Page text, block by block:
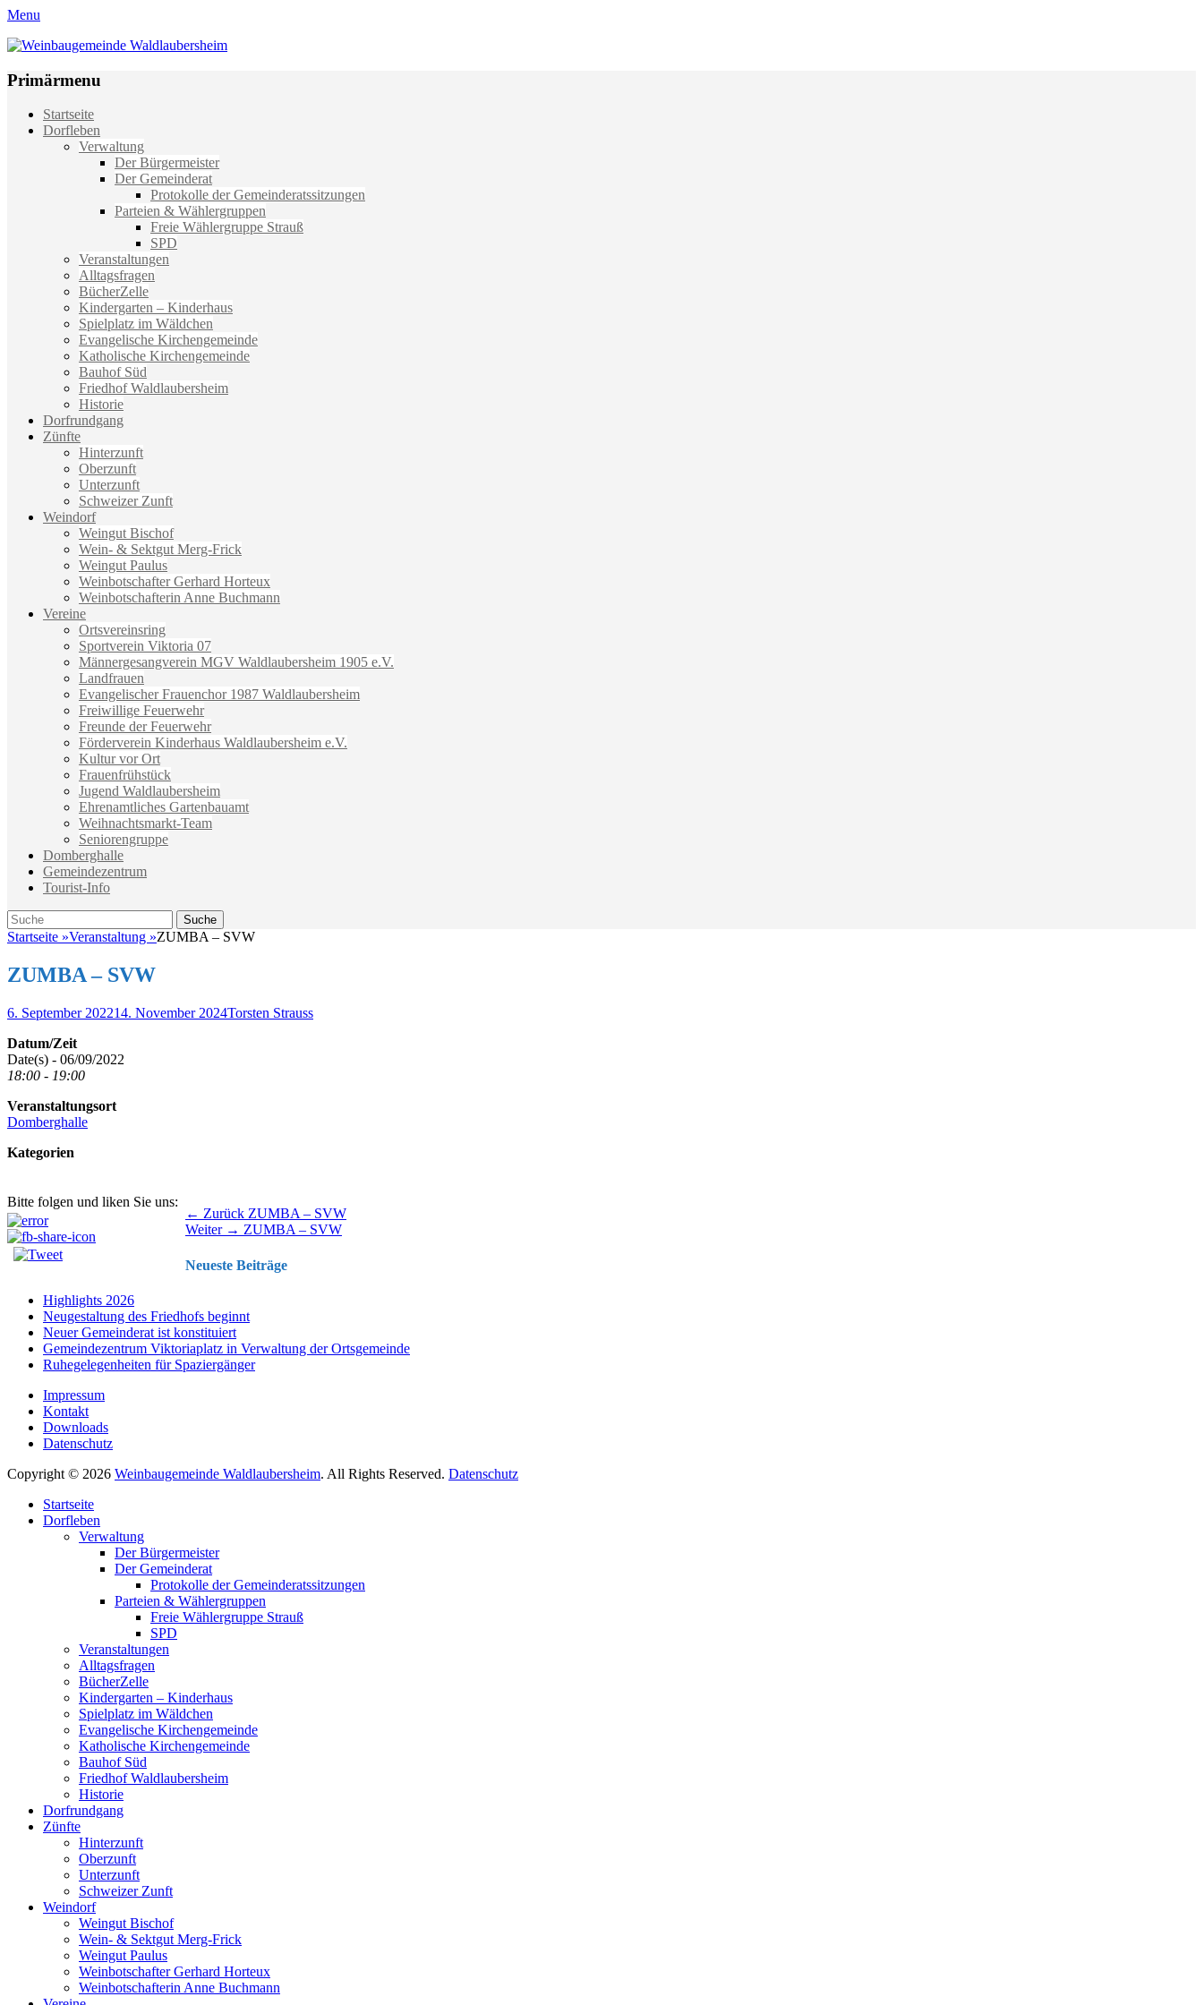
Menu
Weinbaugemeinde Waldlaubersheim
Primärmenu
Weiter
zum
Startseite
Dorfleben
Verwaltung
Der Bürgermeister
Der Gemeinderat
Protokolle der Gemeinderatssitzungen
Parteien & Wählergruppen
Freie Wählergruppe Strauß
SPD
Veranstaltungen
Alltagsfragen
BücherZelle
Kindergarten – Kinderhaus
Spielplatz im Wäldchen
Evangelische Kirchengemeinde
Katholische Kirchengemeinde
Bauhof Süd
Friedhof Waldlaubersheim
Historie
Dorfrundgang
Zünfte
Hinterzunft
Oberzunft
Unterzunft
Schweizer Zunft
Weindorf
Weingut Bischof
Wein- & Sektgut Merg-Frick
Weingut Paulus
Weinbotschafter Gerhard Horteux
Weinbotschafterin Anne Buchmann
Vereine
Ortsvereinsring
Sportverein Viktoria 07
Männergesangverein MGV Waldlaubersheim 1905 e.V.
Landfrauen
Evangelischer Frauenchor 1987 Waldlaubersheim
Freiwillige Feuerwehr
Freunde der Feuerwehr
Förderverein Kinderhaus Waldlaubersheim e.V.
Kultur vor Ort
Frauenfrühstück
Jugend Waldlaubersheim
Ehrenamtliches Gartenbauamt
Weihnachtsmarkt-Team
Seniorengruppe
Domberghalle
Gemeindezentrum
Tourist-Info
Suche
Suche
nach:
Startseite »Veranstaltung »ZUMBA – SVW
ZUMBA – SVW
Veröffentlicht
6. September 202214. November 2024Autor
Torsten Strauss
Datum/Zeit
Date(s) - 06/09/2022
18:00 - 19:00
Veranstaltungsort
Domberghalle
Kategorien
Bitte folgen und liken Sie uns:
Beitragsnavigation ← Zurück Vorhergehender
Beitrag:
ZUMBA – SVW
Weiter → Nächster
ZUMBA – SVW
Neueste Beiträge
Highlights 2026
Neugestaltung des Friedhofs beginnt
Neuer Gemeinderat ist konstituiert
Gemeindezentrum Viktoriaplatz in Verwaltung der Ortsgemeinde
Ruhegelegenheiten für Spaziergänger
Impressum
Kontakt
Downloads
Datenschutz
Copyright © 2026 Weinbaugemeinde Waldlaubersheim. All Rights Reserved. Datenschutz
oben
scrollen
Startseite
Dorfleben
Verwaltung
Der Bürgermeister
Der Gemeinderat
Protokolle der Gemeinderatssitzungen
Parteien & Wählergruppen
Freie Wählergruppe Strauß
SPD
Veranstaltungen
Alltagsfragen
BücherZelle
Kindergarten – Kinderhaus
Spielplatz im Wäldchen
Evangelische Kirchengemeinde
Katholische Kirchengemeinde
Bauhof Süd
Friedhof Waldlaubersheim
Historie
Dorfrundgang
Zünfte
Hinterzunft
Oberzunft
Unterzunft
Schweizer Zunft
Weindorf
Weingut Bischof
Wein- & Sektgut Merg-Frick
Weingut Paulus
Weinbotschafter Gerhard Horteux
Weinbotschafterin Anne Buchmann